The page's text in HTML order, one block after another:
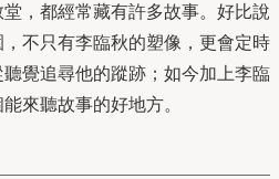
，都經常藏有許多故事。好比說
不只有李臨秋的塑像，更會定時
覺追尋他的蹤跡；如今加上李臨
來聽故事的好地方。